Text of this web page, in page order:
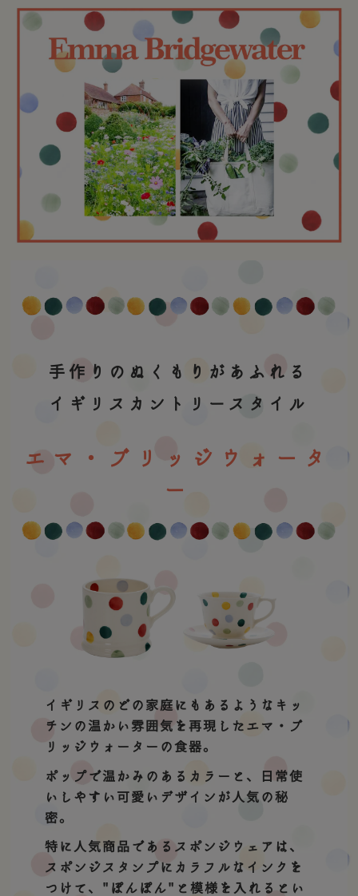
手作りのぬくもりがあふれる
イギリスカントリースタイル
エマ・ブリッジウォータ
ー
イギリスのどの家庭にもあるようなキッ
チンの温かい雰囲気を再現したエマ・ブ
リッジウォーターの食器。
ポップで温かみのあるカラーと、日常使
いしやすい可愛いデザインが人気の秘
密。
特に人気商品であるスポンジウェアは、
スポンジスタンプにカラフルなインクを
つけて、"ぽんぽん"と模様を入れるとい